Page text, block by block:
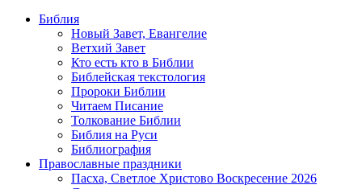
Библия
Новый Завет, Евангелие
Ветхий Завет
Кто есть кто в Библии
Библейская текстология
Пророки Библии
Читаем Писание
Толкование Библии
Библия на Руси
Библиография
Православные праздники
Пасха, Светлое Христово Воскресение 2026